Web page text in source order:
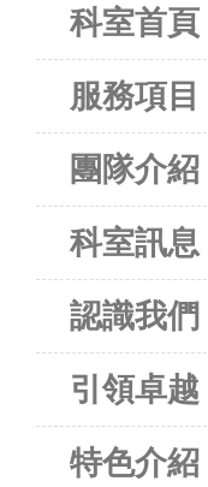
科室首頁
服務項目
團隊介紹
科室訊息
認識我們
引領卓越
特色介紹